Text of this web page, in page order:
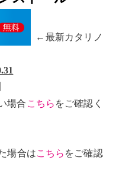
←最新カタリノ
場合 こちら をご確認く
場合はこちら をご確認